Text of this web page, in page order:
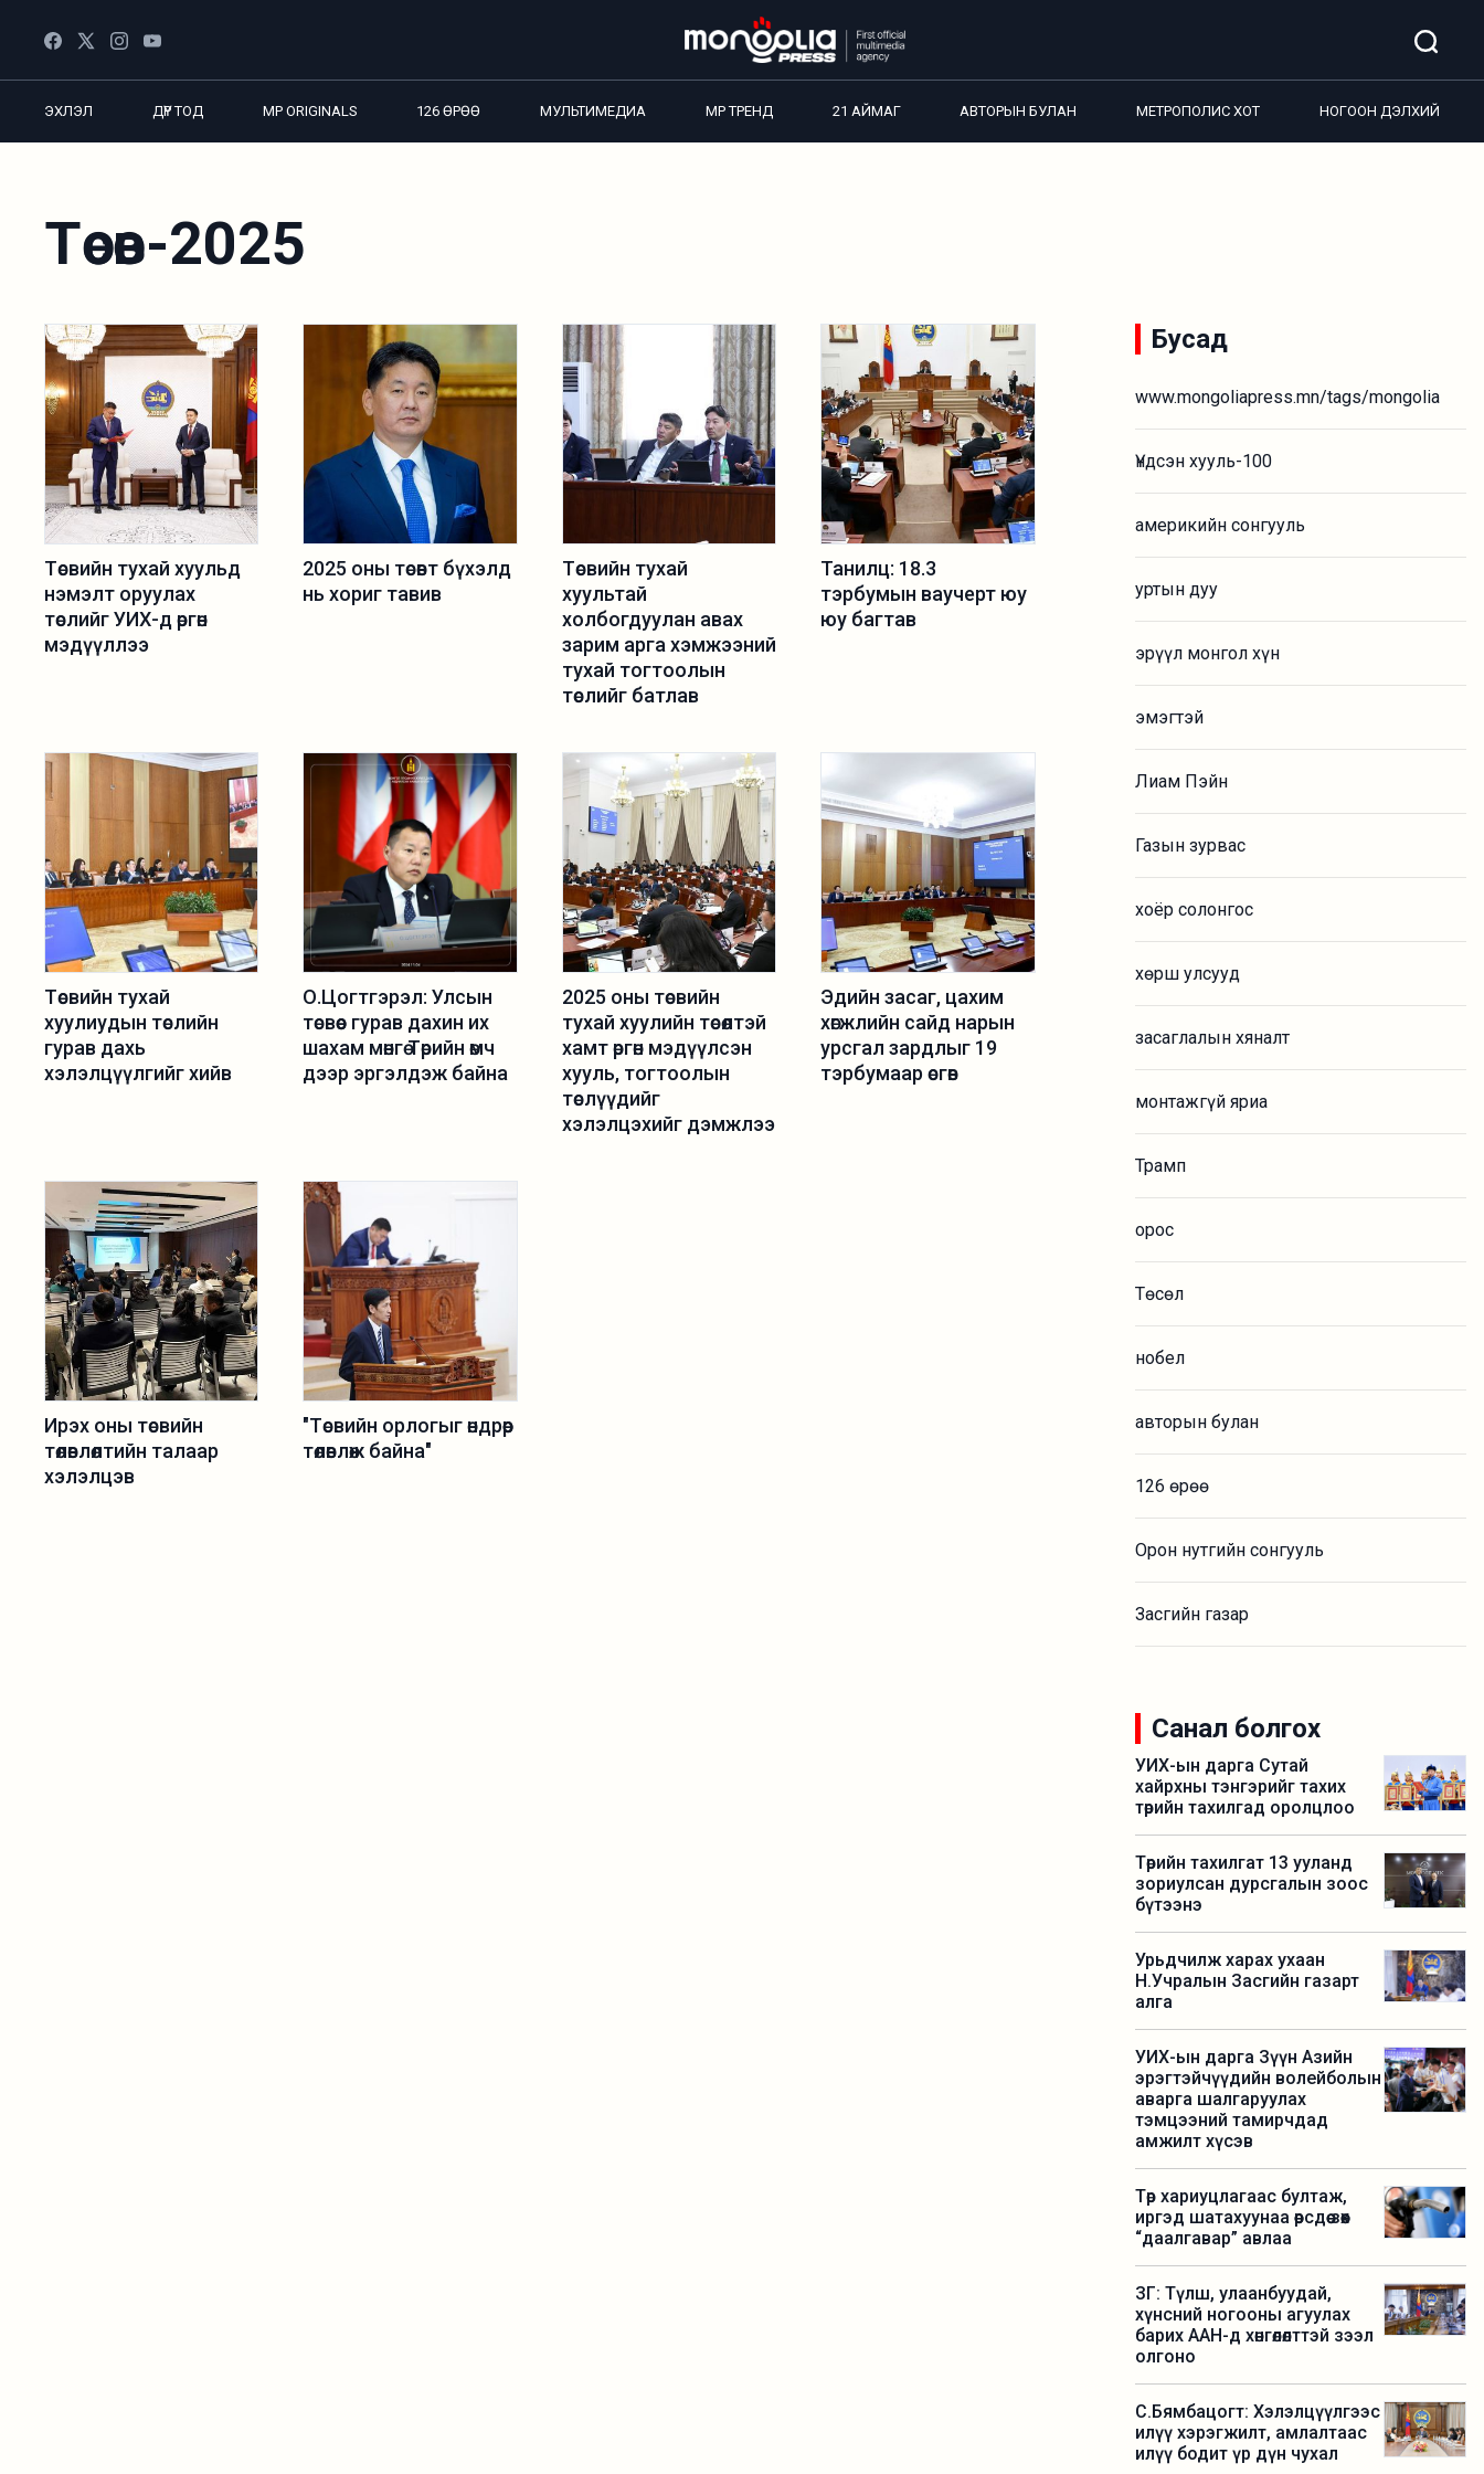
ЭХЛЭЛ ДҮР ТОД MP ORIGINALS 126 ӨРӨӨ МУЛЬТИМЕДИА MP ТРЕНД 21 АЙМАГ АВТОРЫН БУЛАН МЕТРОПОЛИС ХОТ НОГООН ДЭЛХИЙ
Төсөв-2025
Төсвийн тухай хуульд
нэмэлт оруулах
төслийг УИХ-д өргөн
мэдүүллээ
2025 оны төсөвт бүхэлд
нь хориг тавив
Төсвийн тухай
хуультай
холбогдуулан авах
зарим арга хэмжээний
тухай тогтоолын
төслийг батлав
Танилц: 18.3
тэрбумын ваучерт юу
юу багтав
Төсвийн тухай
хуулиудын төслийн
гурав дахь
хэлэлцүүлгийг хийв
О.Цогтгэрэл: Улсын
төсвөөс гурав дахин их
шахам мөнгө Төрийн өмч
дээр эргэлдэж байна
2025 оны төсвийн
тухай хуулийн төсөлтэй
хамт өргөн мэдүүлсэн
хууль, тогтоолын
төслүүдийг
хэлэлцэхийг дэмжлээ
Эдийн засаг, цахим
хөгжлийн сайд нарын
урсгал зардлыг 19
тэрбумаар өсгөв
Ирэх оны төсвийн
төлөвлөлтийн талаар
хэлэлцэв
"Төсвийн орлогыг өндрөөр
төлөвлөж байна"
Бусад
www.mongoliapress.mn/tags/mongolia
Үндсэн хууль-100
америкийн сонгууль
уртын дуу
эрүүл монгол хүн
эмэгтэй
Лиам Пэйн
Газын зурвас
хоёр солонгос
хөрш улсууд
засаглалын хяналт
монтажгүй яриа
Трамп
орос
Төсөл
нобел
авторын булан
126 өрөө
Орон нутгийн сонгууль
Засгийн газар
Санал болгох
УИХ-ын дарга Сутай
хайрхны тэнгэрийг тахих
төрийн тахилгад оролцлоо
Төрийн тахилгат 13 ууланд
зориулсан дурсгалын зоос
бүтээнэ
Урьдчилж харах ухаан
Н.Учралын Засгийн газарт
алга
УИХ-ын дарга Зүүн Азийн
эрэгтэйчүүдийн волейболын
аварга шалгаруулах
тэмцээний тамирчдад
амжилт хүсэв
Төр хариуцлагаас бултаж,
иргэд шатахуунаа өөрсдөө зөөх
“даалгавар” авлаа
ЗГ: Түлш, улаанбуудай,
хүнсний ногооны агуулах
барих ААН-д хөнгөлөлттэй зээл
олгоно
С.Бямбацогт: Хэлэлцүүлгээс
илүү хэрэгжилт, амлалтаас
илүү бодит үр дүн чухал